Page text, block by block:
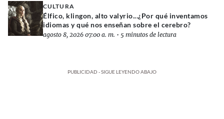
CULTURA
Élfico, klingon, alto valyrio...¿Por qué inventamos
idiomas y qué nos enseñan sobre el cerebro?
agosto 8, 2026 07:00 a. m. • 5 minutos de lectura
PUBLICIDAD - SIGUE LEYENDO ABAJO